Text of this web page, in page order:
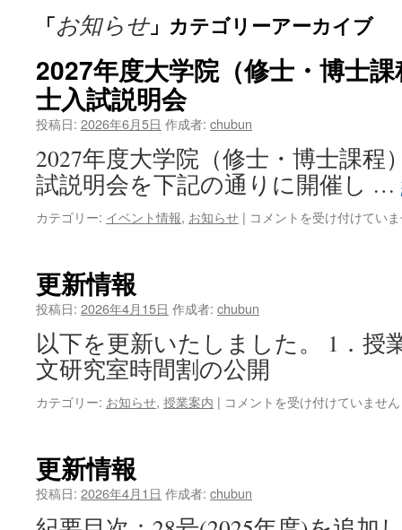
ツ
へ
ス
キ
ッ
「お知らせ」カテゴリーアーカイブ
2027年度大学院（修士・博士
士入試説明会
投稿日: 2026年6月5日 作成者: chubun
2027年度大学院（修士・博士課程
試説明会を下記の通りに開催し …
カテゴリー: イベント情報, お知らせ | 2027
院
士・
博
士
課
程）
学
士
コメントを受け付けてい
更新情報
投稿日: 2026年4月15日 作成者: chubun
以下を更新いたしました。 1．授
文研究室時間割の公開
カテゴリー: お知らせ, 授業案内 | 更
コメントを受け付けていません
更新情報
投稿日: 2026年4月1日 作成者: chubun